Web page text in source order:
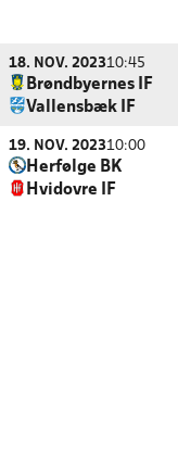
18. NOV. 202310:45
Brøndbyernes IF
Vallensbæk IF
19. NOV. 202310:00
Herfølge BK
Hvidovre IF